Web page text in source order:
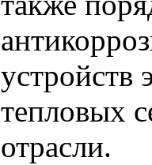
устройств
тепловых
отрасли.